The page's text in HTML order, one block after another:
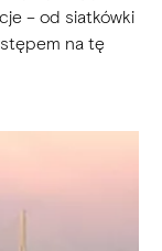
– od siatkówki
na tę